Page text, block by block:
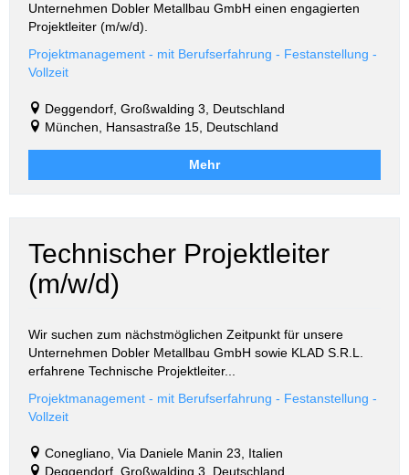
Unternehmen Dobler Metallbau GmbH einen engagierten
Projektleiter (m/w/d).
Projektmanagement - mit Berufserfahrung - Festanstellung -
Vollzeit
Deggendorf, Großwalding 3, Deutschland
München, Hansastraße 15, Deutschland
Mehr
Technischer Projektleiter
(m/w/d)
Wir suchen zum nächstmöglichen Zeitpunkt für unsere
Unternehmen Dobler Metallbau GmbH sowie KLAD S.R.L.
erfahrene Technische Projektleiter...
Projektmanagement - mit Berufserfahrung - Festanstellung -
Vollzeit
Conegliano, Via Daniele Manin 23, Italien
Deggendorf, Großwalding 3, Deutschland